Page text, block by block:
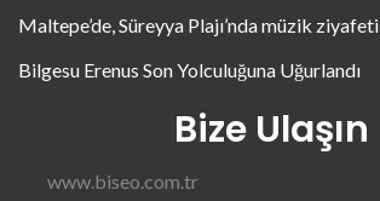
Maltepe’de, Süreyya Plajı’nda müzik ziyafeti
Bilgesu Erenus Son Yolculuğuna Uğurlandı
Bize Ulaşın
www.biseo.com.tr